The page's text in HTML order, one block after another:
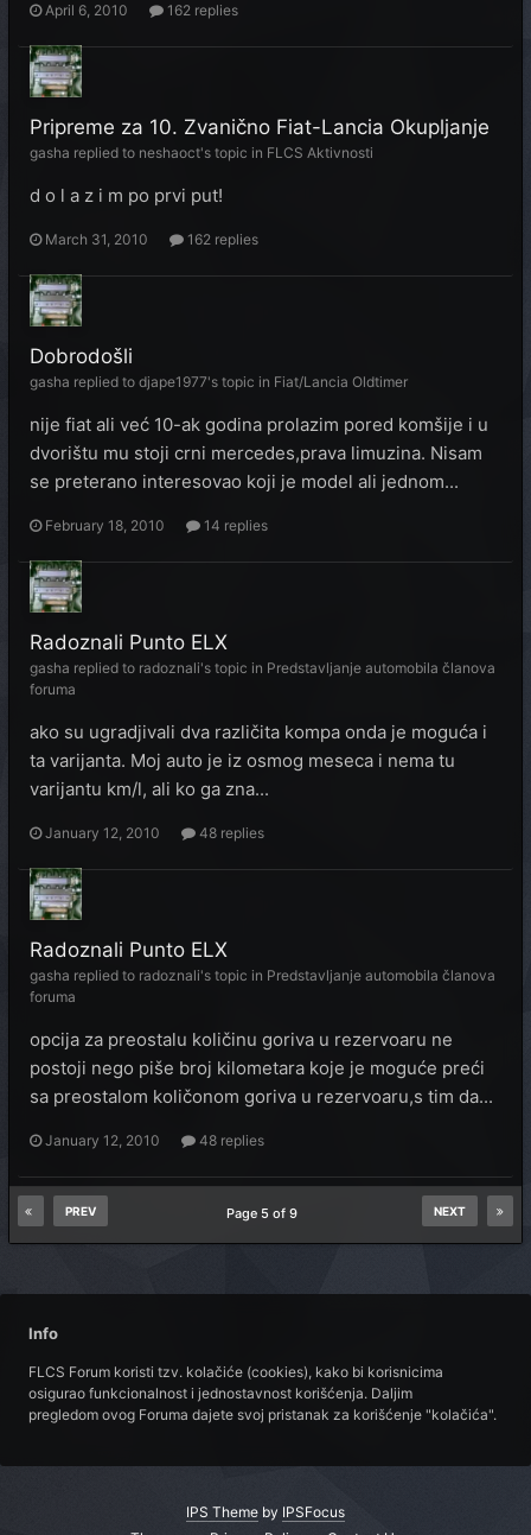
April 6, 2010 162 replies
Pripreme za 10. Zvanično Fiat-Lancia Okupljanje
gasha replied to neshaoct's topic in FLCS Aktivnosti
d o l a z i m po prvi put!
March 31, 2010 162 replies
Dobrodošli
gasha replied to djape1977's topic in Fiat/Lancia Oldtimer
nije fiat ali već 10-ak godina prolazim pored komšije i u
dvorištu mu stoji crni mercedes,prava limuzina. Nisam
se preterano interesovao koji je model ali jednom...
February 18, 2010 14 replies
Radoznali Punto ELX
gasha replied to radoznali's topic in Predstavljanje automobila članova
foruma
ako su ugradjivali dva različita kompa onda je moguća i
ta varijanta. Moj auto je iz osmog meseca i nema tu
varijantu km/l, ali ko ga zna...
January 12, 2010 48 replies
Radoznali Punto ELX
gasha replied to radoznali's topic in Predstavljanje automobila članova
foruma
opcija za preostalu količinu goriva u rezervoaru ne
postoji nego piše broj kilometara koje je moguće preći
sa preostalom količonom goriva u rezervoaru,s tim da...
January 12, 2010 48 replies
PREV NEXT
Page 5 of 9
Info
FLCS Forum koristi tzv. kolačiće (cookies), kako bi korisnicima
osigurao funkcionalnost i jednostavnost korišćenja. Daljim
pregledom ovog Foruma dajete svoj pristanak za korišćenje "kolačića".
IPS Theme by IPSFocus